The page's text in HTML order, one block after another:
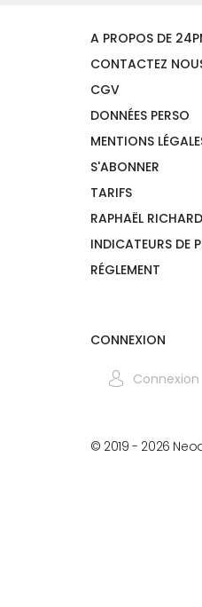
A PROPOS DE
CONTACTEZ
CGV
DONNÉES PERSO
MENTIONS
S'ABONNER
TARIFS
RAPHAËL RICHARD
INDICATEURS DE
RÉGLEMENT
CONNEXION
Connexion
© 2019 - 2026